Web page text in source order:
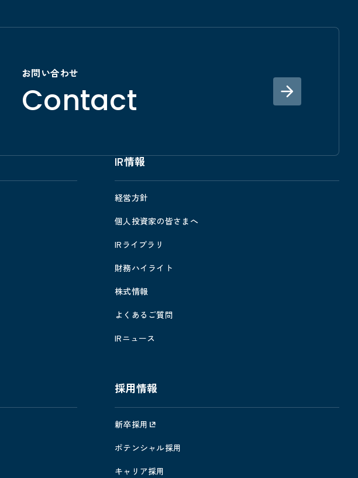
お問い合わせ
Contact
IR情報
経営方針
個人投資家の皆さまへ
IRライブラリ
財務ハイライト
株式情報
よくあるご質問
IRニュース
採用情報
新卒採用
ポテンシャル採用
キャリア採用